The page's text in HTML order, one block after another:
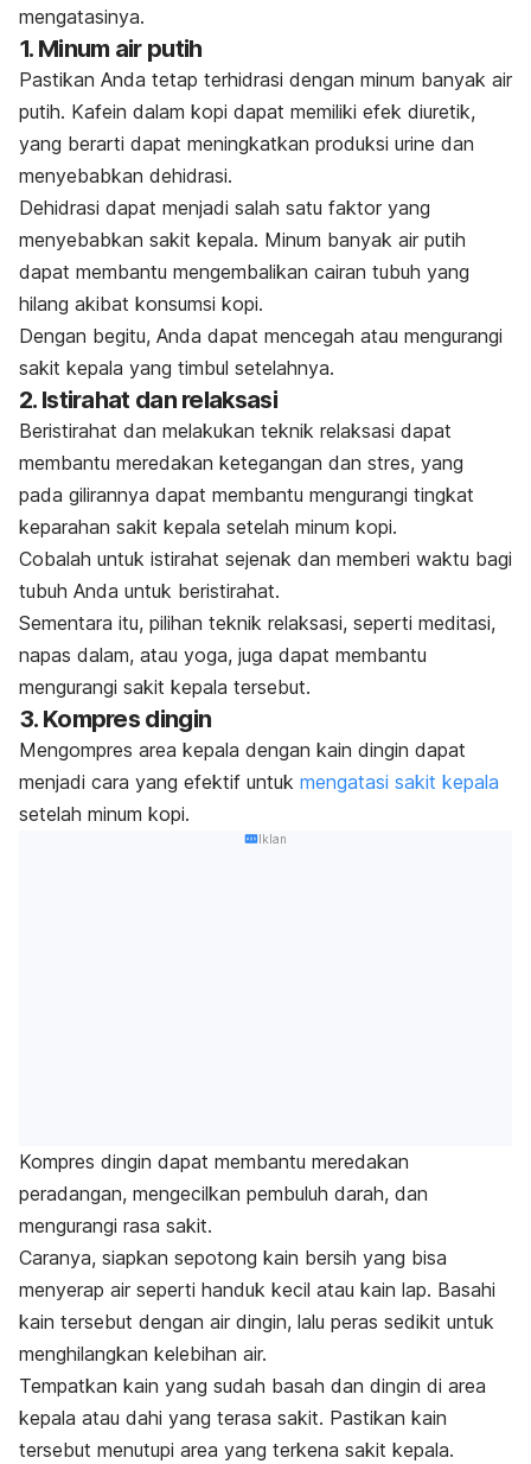
mengatasinya.
1. Minum air putih
Pastikan Anda tetap terhidrasi dengan minum banyak air
putih. Kafein dalam kopi dapat memiliki efek diuretik,
yang berarti dapat meningkatkan produksi urine dan
menyebabkan dehidrasi.
Dehidrasi dapat menjadi salah satu faktor yang
menyebabkan sakit kepala. Minum banyak air putih
dapat membantu mengembalikan cairan tubuh yang
hilang akibat konsumsi kopi.
Dengan begitu, Anda dapat mencegah atau mengurangi
sakit kepala yang timbul setelahnya.
2. Istirahat dan relaksasi
Beristirahat dan melakukan teknik relaksasi dapat
membantu meredakan ketegangan dan stres, yang
pada gilirannya dapat membantu mengurangi tingkat
keparahan sakit kepala setelah minum kopi.
Cobalah untuk istirahat sejenak dan memberi waktu bagi
tubuh Anda untuk beristirahat.
Sementara itu, pilihan teknik relaksasi, seperti meditasi,
napas dalam, atau yoga, juga dapat membantu
mengurangi sakit kepala tersebut.
3. Kompres dingin
Mengompres area kepala dengan kain dingin dapat
menjadi cara yang efektif untuk mengatasi sakit kepala
setelah minum kopi.
Iklan
Kompres dingin dapat membantu meredakan
peradangan, mengecilkan pembuluh darah, dan
mengurangi rasa sakit.
Caranya, siapkan sepotong kain bersih yang bisa
menyerap air seperti handuk kecil atau kain lap. Basahi
kain tersebut dengan air dingin, lalu peras sedikit untuk
menghilangkan kelebihan air.
Tempatkan kain yang sudah basah dan dingin di area
kepala atau dahi yang terasa sakit. Pastikan kain
tersebut menutupi area yang terkena sakit kepala.